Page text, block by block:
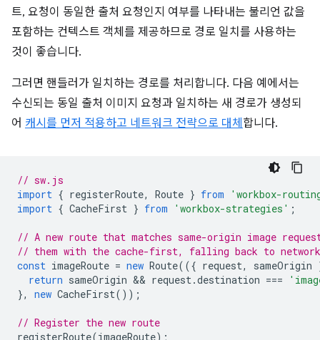
트, 요청이 동일한 출처 요청인지 여부를 나타내는 불리언 값을
포함하는 컨텍스트 객체를 제공하므로 경로 일치를 사용하는
것이 좋습니다.
그러면 핸들러가 일치하는 경로를 처리합니다. 다음 예에서는
수신되는 동일 출처 이미지 요청과 일치하는 새 경로가 생성되
어 캐시를 먼저 적용하고 네트워크 전략으로 대체 합니다.
// sw.js
import { registerRoute, Route } from
'workbox-
import { CacheFirst } from 'workbox-strategies' ;
// A new route that matches same-origin image
// them with the cache-first, falling back to
const imageRoute = new Route(({ request, sameOrigin
return sameOrigin && request.destination ===
},
new CacheFirst());
// Register the new route
registerRoute(imageRoute);